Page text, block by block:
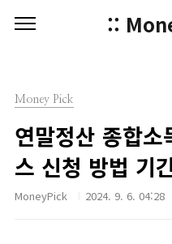
::
Money Pick
연말정산 종합소
스 신청 방법 기
MoneyPick 2024. 9. 6. 04:28